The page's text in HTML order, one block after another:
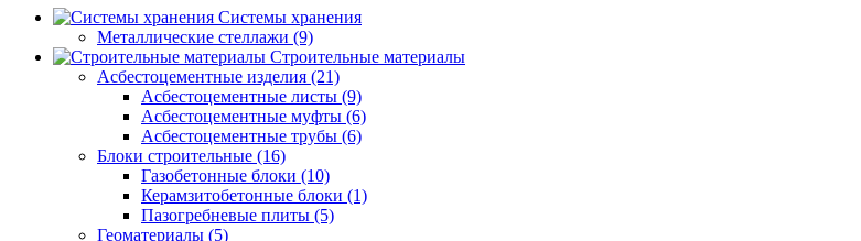
Системы хранения
Металлические стеллажи (9)
Строительные материалы
Асбестоцементные изделия (21)
Асбестоцементные листы (9)
Асбестоцементные муфты (6)
Асбестоцементные трубы (6)
Блоки строительные (16)
Газобетонные блоки (10)
Керамзитобетонные блоки (1)
Пазогребневые плиты (5)
Геоматериалы (5)